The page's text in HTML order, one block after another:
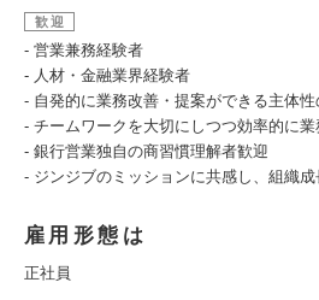
歓迎
- 営業兼務経験者
- 人材・金融業界経験者
- 自発的に業務改善・提案ができる主体
- チームワークを大切にしつつ効率的に
- 銀行営業独自の商習慣理解者歓迎
- ジンジブのミッションに共感し、組織
雇用形態は
正社員